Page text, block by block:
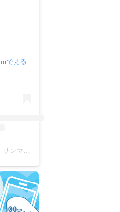
で見る
ダイビングスクール サンマーレ / diving school(@diving_school_sanmare)がシェアした投稿